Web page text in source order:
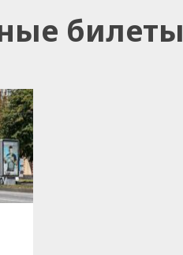
билеты